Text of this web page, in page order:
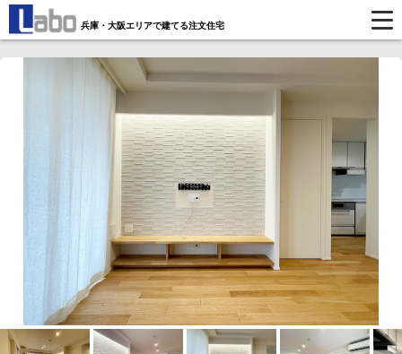
兵庫・大阪エリアで建てる注文住宅